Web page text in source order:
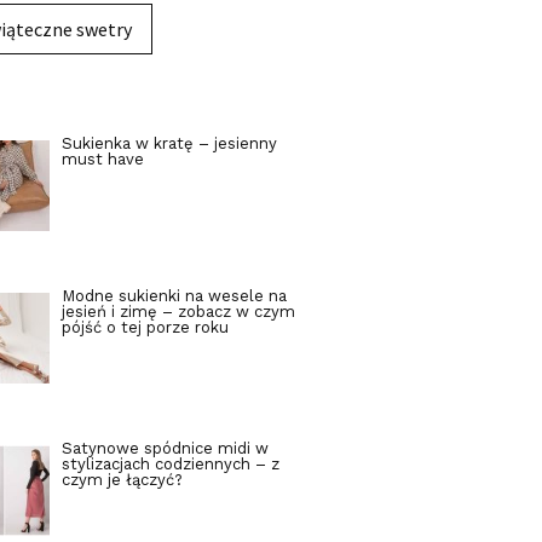
swetry
Sukienka w kratę – jesienny
must have
Modne sukienki na wesele na
jesień i zimę – zobacz w czym
pójść o tej porze roku
Satynowe spódnice midi w
stylizacjach codziennych – z
czym je łączyć?